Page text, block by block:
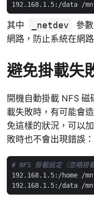
192.168.1.5:/data
其中 _netdev
參
網路，防止系統在網
避免掛載失
開機自動掛載 NFS
載失敗時，有可能會
免這樣的狀況，可以
敗時也不會出現錯誤：
# NFS 掛載設定（忽略掛
192.168.1.5:/home
192.168.1.5:/data